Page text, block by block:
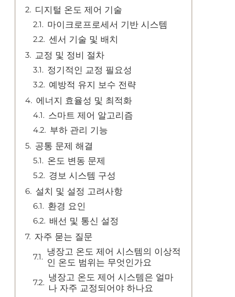
디지털 온도 제어 기술
마이크로프로세서 기반 시스템
센서 기술 및 배치
교정 및 정비 절차
정기적인 교정 필요성
예방적 유지 보수 전략
에너지 효율성 및 최적화
스마트 제어 알고리즘
부하 관리 기능
공통 문제 해결
온도 변동 문제
경보 시스템 구성
설치 및 설정 고려사항
환경 요인
배선 및 통신 설정
자주 묻는 질문
냉장고 온도 제어 시스템의 이상적
인 온도 범위는 무엇인가요
냉장고 온도 제어 시스템은 얼마
나 자주 교정되어야 하나요